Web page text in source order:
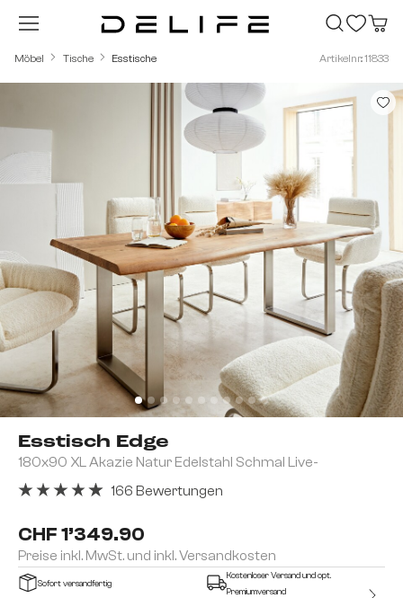
Zum Hauptinhalt springen
Möbel Tische Esstische Artikelnr.: 11833
Esstisch Edge
180x90 XL Akazie Natur Edelstahl Schmal Live-
CHF 1’349.90
Preise inkl. MwSt. und inkl. Versandkosten
166 Bewertungen
Sofort versandfertig
Kostenloser Versand und opt.
Premiumversand